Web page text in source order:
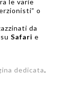
le varie
o
da
Safari e
dedicata.